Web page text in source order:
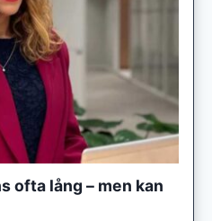
ofta lång – men kan